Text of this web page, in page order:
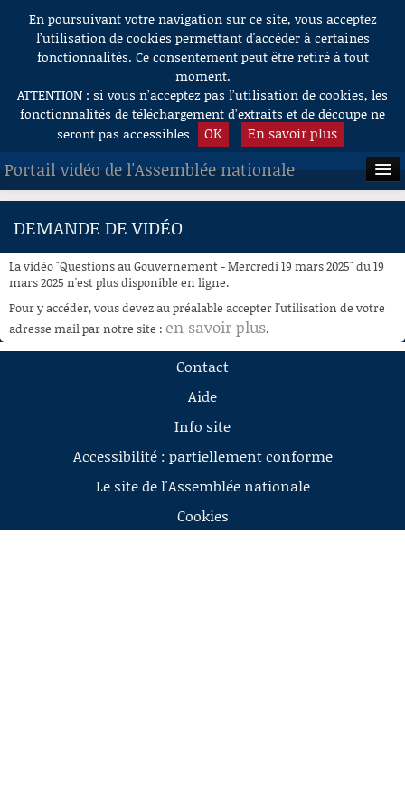
Aller au contenu
En poursuivant votre navigation sur ce site, vous acceptez
l’utilisation de cookies permettant d'accéder à certaines
fonctionnalités. Ce consentement peut être retiré à tout
moment.
ATTENTION : si vous n’acceptez pas l’utilisation de cookies, les
fonctionnalités de téléchargement d’extraits et de découpe ne
seront pas accessibles
OK En savoir plus
Portail vidéo de l'Assemblée nationale
ACCUEIL
À LA DEMANDE
RECHERCHE
AIDE À LA DÉCOUPE
DEMANDE DE VIDÉO
La vidéo "Questions au Gouvernement - Mercredi 19 mars 2025" du 19
mars 2025 n'est plus disponible en ligne.
Pour y accéder, vous devez au préalable accepter l'utilisation de votre
adresse mail par notre site : en savoir plus.
Contact
Aide
Info site
Accessibilité : partiellement conforme
Le site de l'Assemblée nationale
Cookies